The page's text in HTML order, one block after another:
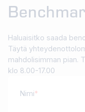
Haluaisitko saada
Täytä
mahdolisimman pian.
klo 8.00-17.00
Nimi